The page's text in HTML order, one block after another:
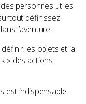
personnes utiles
définissez
l’aventure.
les objets et la
» des actions
est indispensable